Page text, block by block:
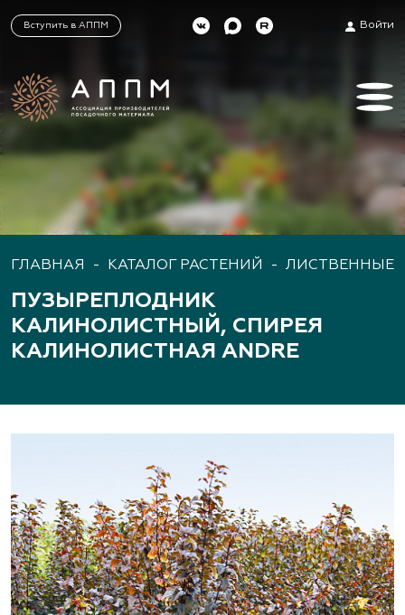
Вступить в АППМ Войти
ГЛАВНАЯ - КАТАЛОГ РАСТЕНИЙ - ЛИСТВЕННЫЕ
ПУЗЫРЕПЛОДНИК
КАЛИНОЛИСТНЫЙ, СПИРЕЯ
КАЛИНОЛИСТНАЯ ANDRE